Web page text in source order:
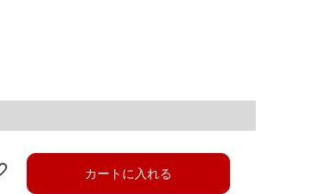
カートに入れる